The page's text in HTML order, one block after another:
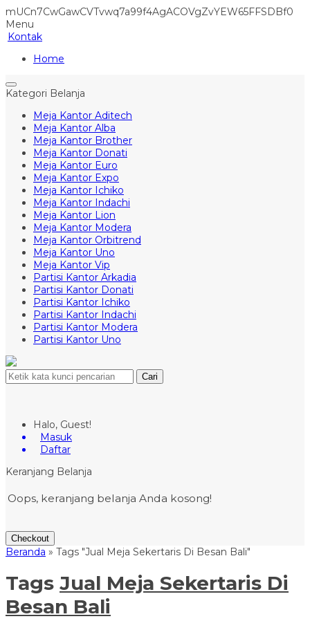
mUCn7CwGawCVTvwq7a99f4AgACOVgZvYEW65FFSDBf0
Menu
Kontak
Home
Kategori Belanja
Meja Kantor Aditech
Meja Kantor Alba
Meja Kantor Brother
Meja Kantor Donati
Meja Kantor Euro
Meja Kantor Expo
Meja Kantor Ichiko
Meja Kantor Indachi
Meja Kantor Lion
Meja Kantor Modera
Meja Kantor Orbitrend
Meja Kantor Uno
Meja Kantor Vip
Partisi Kantor Arkadia
Partisi Kantor Donati
Partisi Kantor Ichiko
Partisi Kantor Indachi
Partisi Kantor Modera
Partisi Kantor Uno
Cari
Halo, Guest!
Masuk
Daftar
Keranjang Belanja
Oops, keranjang belanja Anda kosong!
Checkout
Beranda » Tags "Jual Meja Sekertaris Di Besan Bali"
Tags Jual Meja Sekertaris Di
Besan Bali